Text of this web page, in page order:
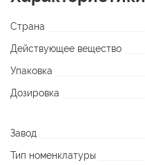
Страна
Действующее вещество
Упаковка
Дозировка
Завод
Тип номенклатуры